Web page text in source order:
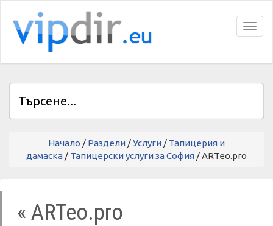
Начало / Раздели /Услуги / Тапицерия и
дамаска / Тапицерски услуги за София / ARTeo.pro
« ARTeo.pro